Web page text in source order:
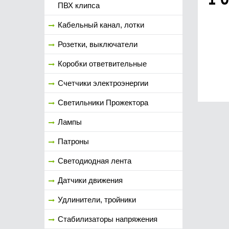
ПВХ клипса
Кабельный канал, лотки
Розетки, выключатели
Коробки ответвительные
Счетчики электроэнергии
Светильники Прожектора
Лампы
Патроны
Светодиодная лента
Датчики движения
Удлинители, тройники
Стабилизаторы напряжения